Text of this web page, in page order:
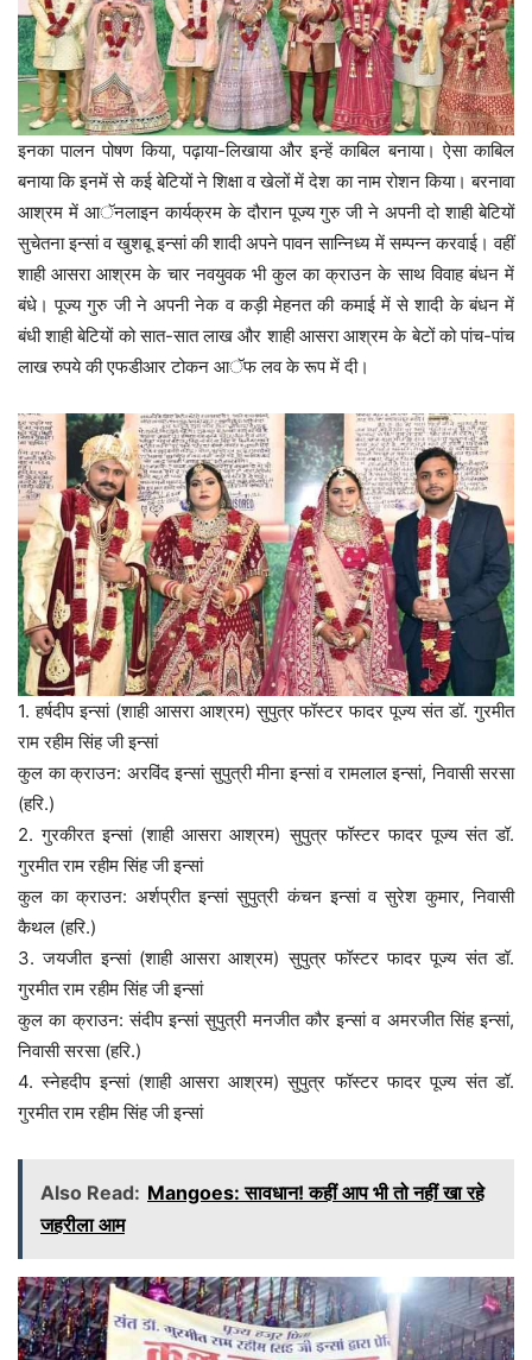
इनका पालन पोषण किया, पढ़ाया-लिखाया और इन्हें काबिल बनाया। ऐसा काबिल
बनाया कि इनमें से कई बेटियों ने शिक्षा व खेलों में देश का नाम रोशन किया। बरनावा
आश्रम में आॅनलाइन कार्यक्रम के दौरान पूज्य गुरु जी ने अपनी दो शाही बेटियों
सुचेतना इन्सां व खुशबू इन्सां की शादी अपने पावन सान्निध्य में सम्पन्न करवाई। वहीं
शाही आसरा आश्रम के चार नवयुवक भी कुल का क्राउन के साथ विवाह बंधन में
बंधे। पूज्य गुरु जी ने अपनी नेक व कड़ी मेहनत की कमाई में से शादी के बंधन में
बंधी शाही बेटियों को सात-सात लाख और शाही आसरा आश्रम के बेटों को पांच-पांच
लाख रुपये की एफडीआर टोकन आॅफ लव के रूप में दी।
1. हर्षदीप इन्सां (शाही आसरा आश्रम) सुपुत्र फॉस्टर फादर पूज्य संत डॉ. गुरमीत
राम रहीम सिंह जी इन्सां
कुल का क्राउन: अरविंद इन्सां सुपुत्री मीना इन्सां व रामलाल इन्सां, निवासी सरसा
(हरि.)
2. गुरकीरत इन्सां (शाही आसरा आश्रम) सुपुत्र फॉस्टर फादर पूज्य संत डॉ.
गुरमीत राम रहीम सिंह जी इन्सां
कुल का क्राउन: अर्शप्रीत इन्सां सुपुत्री कंचन इन्सां व सुरेश कुमार, निवासी
कैथल (हरि.)
3. जयजीत इन्सां (शाही आसरा आश्रम) सुपुत्र फॉस्टर फादर पूज्य संत डॉ.
गुरमीत राम रहीम सिंह जी इन्सां
कुल का क्राउन: संदीप इन्सां सुपुत्री मनजीत कौर इन्सां व अमरजीत सिंह इन्सां,
निवासी सरसा (हरि.)
4. स्नेहदीप इन्सां (शाही आसरा आश्रम) सुपुत्र फॉस्टर फादर पूज्य संत डॉ.
गुरमीत राम रहीम सिंह जी इन्सां
Also Read: Mangoes: सावधान! कहीं आप भी तो नहीं खा रहे
जहरीला आम